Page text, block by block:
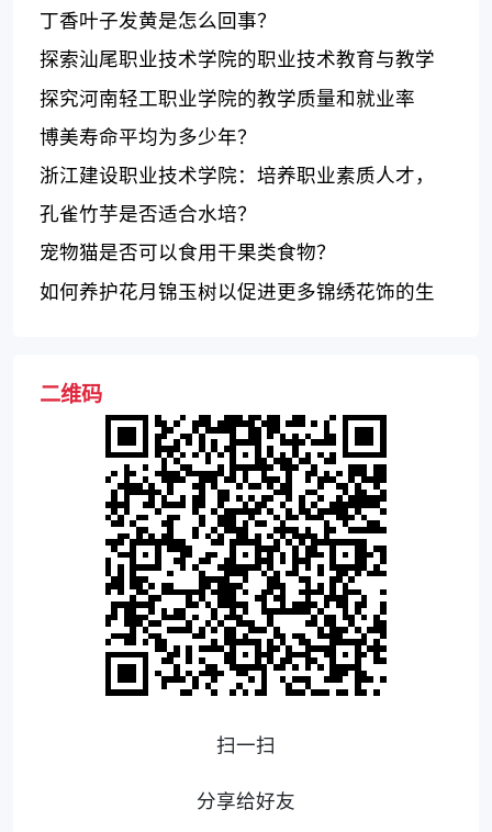
丁香叶子发黄是怎么回事？
探索汕尾职业技术学院的职业技术教育与教学
质量
探究河南轻工职业学院的教学质量和就业率
博美寿命平均为多少年？
浙江建设职业技术学院：培养职业素质人才，
受用人单位好评
孔雀竹芋是否适合水培？
宠物猫是否可以食用干果类食物？
如何养护花月锦玉树以促进更多锦绣花饰的生
二维码
扫一扫
分享给好友